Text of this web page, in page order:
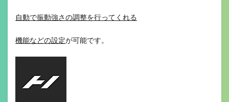
自動で振動強さの調整を行ってくれる
機能などの設定が可能です。